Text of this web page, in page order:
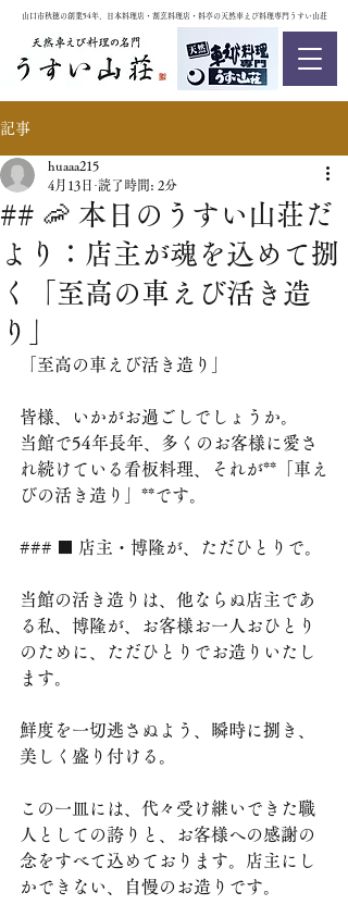
山口市秋穂の創業54年、日本料理店・割烹料理店・料亭の天然車えび料理専門うすい山荘
記事
## 🦐 本日のうすい山荘だ
より：店主が魂を込めて捌
く「至高の車えび活き造
り」
huaaa215
4月13日 読了時間: 2分
「至高の車えび活き造り」
皆様、いかがお過ごしでしょうか。
当館で54年長年、多くのお客様に愛さ
れ続けている看板料理、それが**「車え
びの活き造り」**です。
### ■ 店主・博隆が、ただひとりで。
当館の活き造りは、他ならぬ店主であ
る私、博隆が、お客様お一人おひとり
のために、ただひとりでお造りいたし
ます。
鮮度を一切逃さぬよう、瞬時に捌き、
美しく盛り付ける。
この一皿には、代々受け継いできた職
人としての誇りと、お客様への感謝の
念をすべて込めております。店主にし
かできない、自慢のお造りです。